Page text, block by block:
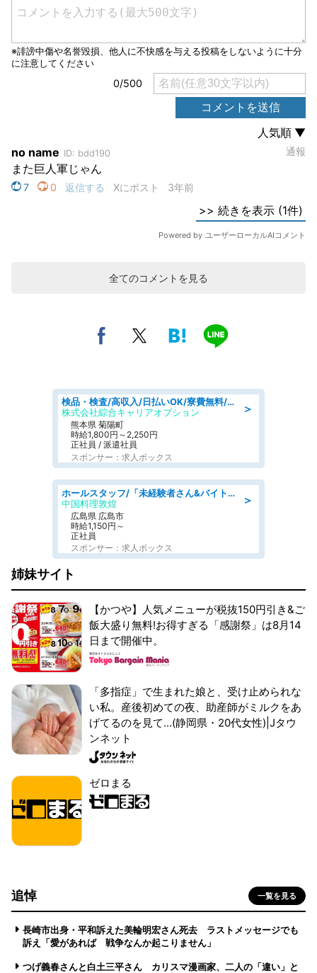
全てのコメントを見る
＞
検品・検査/高収入/日払いOK/寮費無料/日勤/20・30・40代活躍中
株式会社綜合キャリアオプション
熊本県 菊陽町
時給1,800円～2,250円
正社員 / 派遣社員
スポンサー：求人ボックス
＞
ホールスタッフ/「未経験者さん&バイトデビューも大歓迎」残業ほぼなし×1日3時間〜勤務OK!フォロー体制も充実/広島県/広島市南区
中国料理敦煌
広島県 広島市
時給1,150円～
正社員
スポンサー：求人ボックス
姉妹サイト
【かつや】人気メニューが税抜150円引き&ご
飯大盛り無料!お得すぎる「感謝祭」は8月14
日まで開催中。
「多指症」で生まれた娘と、受け止められな
い私。産後初めての夜、助産師がミルクをあ
げてるのを見て...(静岡県・20代女性)|Jタウ
ンネット
ゼロまる
追悼 一覧を見る
長崎市出身・平和訴えた美輪明宏さん死去 ラストメッセージでも
訴え「愛があれば 戦争なんか起こりません」
つげ義春さんと白土三平さん カリスマ漫画家、二人の「違い」と